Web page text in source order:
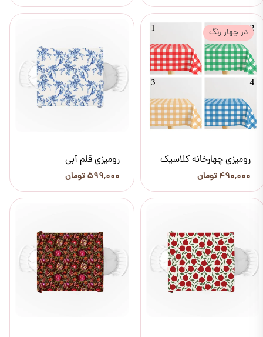
رومیزی چهارخانه کلاسیک
۴۹۰,۰۰۰ تومان
در چهار رنگ
رومیزی قلم آبی
۵۹۹,۰۰۰ تومان